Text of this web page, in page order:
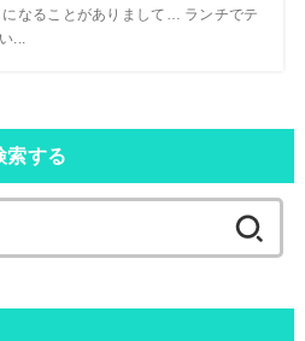
なることがありまして… ランチでテ
...
索する
索: